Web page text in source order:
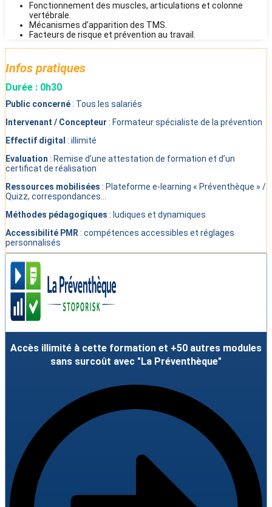
Fonctionnement des muscles, articulations et colonne
vertébrale.
Mécanismes d’apparition des TMS.
Facteurs de risque et prévention au travail.
Infos pratiques
Durée : 0h30
Public concerné: Tous les salariés
Intervenant / Concepteur : Formateur spécialiste de la prévention
Effectif digital : illimité
Evaluation : Remise d’une attestation de formation et d’un
certificat de réalisation
Ressources mobilisées : Plateforme e-learning « Préventhèque » /
Quizz, correspondances…
Méthodes pédagogiques : ludiques et dynamiques
Accessibilité PMR : compétences accessibles et réglages
personnalisés
Accès illimité à cette formation et +50 autres modules
sans surcoût avec "La Préventhèque"